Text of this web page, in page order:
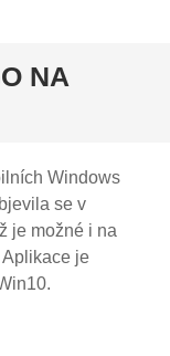
NA
Windows
se v
je možné i na
je